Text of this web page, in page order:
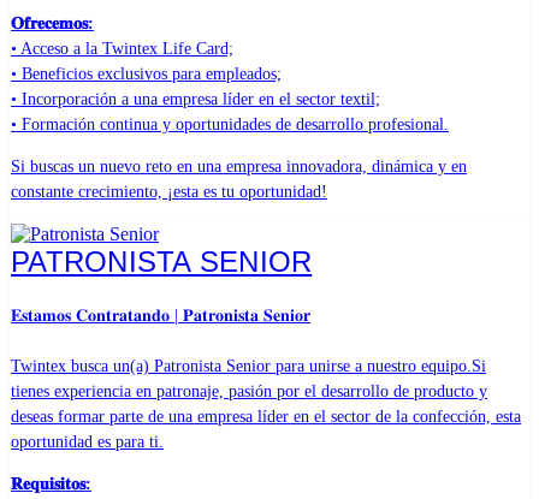
𝐎𝐟𝐫𝐞𝐜𝐞𝐦𝐨𝐬:
• Acceso a la Twintex Life Card;
• Beneficios exclusivos para empleados;
• Incorporación a una empresa líder en el sector textil;
• Formación continua y oportunidades de desarrollo profesional.
Si buscas un nuevo reto en una empresa innovadora, dinámica y en
constante crecimiento, ¡esta es tu oportunidad!
PATRONISTA SENIOR
𝐄𝐬𝐭𝐚𝐦𝐨𝐬 𝐂𝐨𝐧𝐭𝐫𝐚𝐭𝐚𝐧𝐝𝐨 | 𝐏𝐚𝐭𝐫𝐨𝐧𝐢𝐬𝐭𝐚 𝐒𝐞𝐧𝐢𝐨𝐫
Twintex busca un(a) Patronista Senior para unirse a nuestro equipo.Si
tienes experiencia en patronaje, pasión por el desarrollo de producto y
deseas formar parte de una empresa líder en el sector de la confección, esta
oportunidad es para ti.
𝐑𝐞𝐪𝐮𝐢𝐬𝐢𝐭𝐨𝐬: